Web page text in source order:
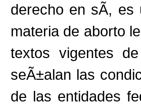
derecho en sÃ­, es
materia de aborto
textos vigentes
seÃ±alan las
de las entidades